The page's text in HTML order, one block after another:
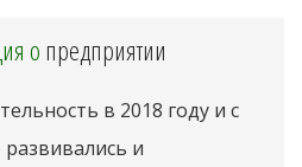
опредприятии
в 2018 году и с
и